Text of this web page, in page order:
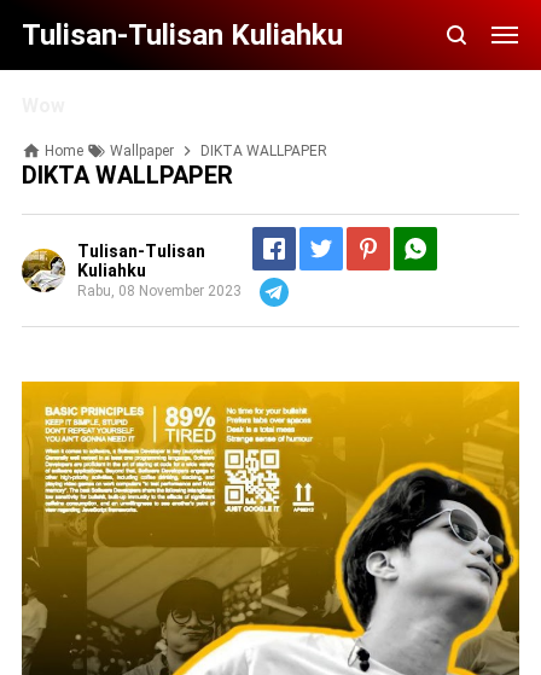
Tulisan-Tulisan Kuliahku
Home Wallpaper DIKTA WALLPAPER
DIKTA WALLPAPER
Tulisan-Tulisan
Kuliahku
Rabu, 08 November 2023